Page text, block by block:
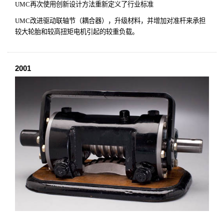
UMC再次使用创新设计方法重新定义了行业标准
UMC改进驱动联轴节（耦合器），升级材料，并增加对准杆来承担
较大轮胎和较高扭矩电机引起的较重负载。
2001